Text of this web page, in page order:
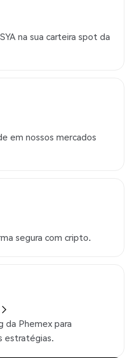
na sua carteira spot da
em nossos mercados
segura com cripto.
da Phemex para
estratégias.